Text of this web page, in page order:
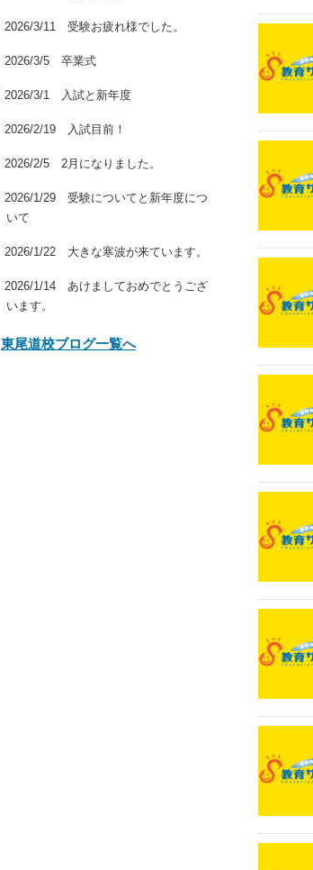
2026/3/11 受験お疲れ様でした。
2026/3/5 卒業式
2026/3/1 入試と新年度
2026/2/19 入試目前！
2026/2/5 2月になりました。
2026/1/29 受験についてと新年度につ
いて
2026/1/22 大きな寒波が来ています。
2026/1/14 あけましておめでとうござ
います。
東尾道校ブログ一覧へ